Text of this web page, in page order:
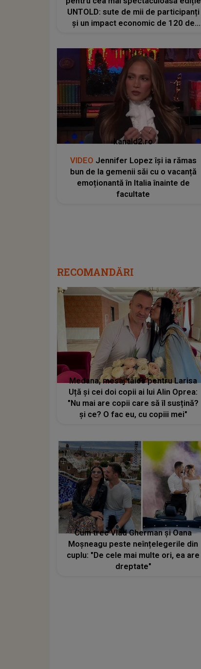
UNTOLD: sute de mii de participanți
și un impact economic de 120 de
kanald2.ro
VIDEO Jennifer Lopez își ia rămas
bun de la gemenii săi cu o vacanță
emoționantă în Italia înainte de
facultate
RECOMANDĂRI
Medana, mesaj tăios pentru Larisa
Uță și cei doi copii ai lui Alin Oprea:
"Nu mai are copii care să îl susțină?
și ce? O fac eu, cu copiii mei"
Cum trec Vlad Gherman și Oana
Moșneagu peste neînțelegerile din
cuplu: "De cele mai multe ori, ea are
dreptate"